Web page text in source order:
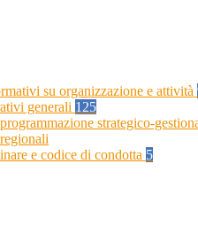
su organizzazione e attività
generali 125
strategico-
e codice di condotta 5